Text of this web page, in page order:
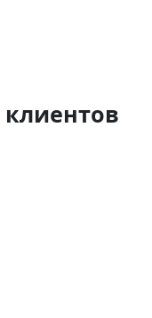
клиентов